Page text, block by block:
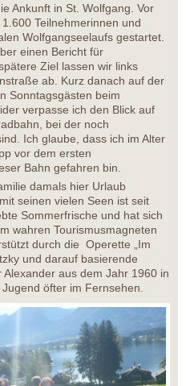
Ankunft in St. Wolfgang. Vor
Teilnehmerinnen und
Wolfgangseelaufs gestartet.
einen Bericht für
Ziel lassen wir links
ab. Kurz danach auf der
Sonntagsgästen beim
verpasse ich den Blick auf
bei der noch
Ich glaube, dass ich im Alter
vor dem ersten
Bahn gefahren bin.
damals hier Urlaub
seinen vielen Seen ist seit
Sommerfrische und hat sich
wahren Tourismusmagneten
durch die Operette „Im
und darauf basierende
aus dem Jahr 1960 in
öfter im Fernsehen.